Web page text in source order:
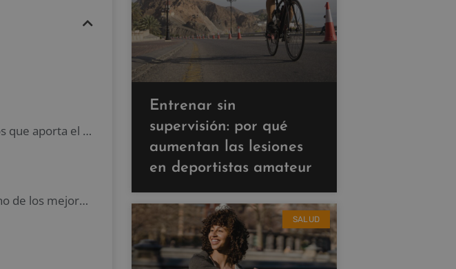
Es una fuente rica en fitonutrientes, uno de los principales beneficios que aporta el caqui
Puede mejorar la circulación de la sangre y controlar el sangrado, uno de los mejores beneficios que aporta el caqui
Entrenar sin
supervisión: por qué
aumentan las lesiones
en deportistas amateur
SALUD